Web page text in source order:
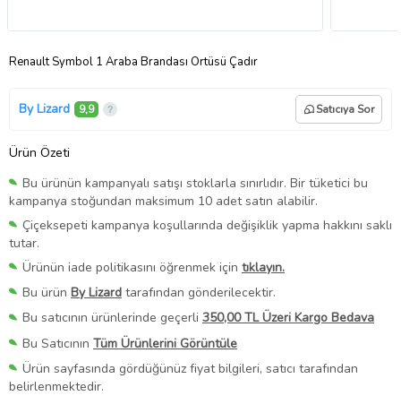
Renault Symbol 1 Araba Brandası Örtüsü Çadır
By Lizard 9,9 Satıcıya Sor
Ürün Özeti
Bu ürünün kampanyalı satışı stoklarla sınırlıdır. Bir tüketici bu
kampanya stoğundan maksimum 10 adet satın alabilir.
Çiçeksepeti kampanya koşullarında değişiklik yapma hakkını saklı
tutar.
Ürünün iade politikasını öğrenmek için tıklayın.
Bu ürün By Lizard tarafından gönderilecektir.
Bu satıcının ürünlerinde geçerli 350,00 TL Üzeri Kargo Bedava
Bu Satıcının Tüm Ürünlerini Görüntüle
Ürün sayfasında gördüğünüz fiyat bilgileri, satıcı tarafından
belirlenmektedir.